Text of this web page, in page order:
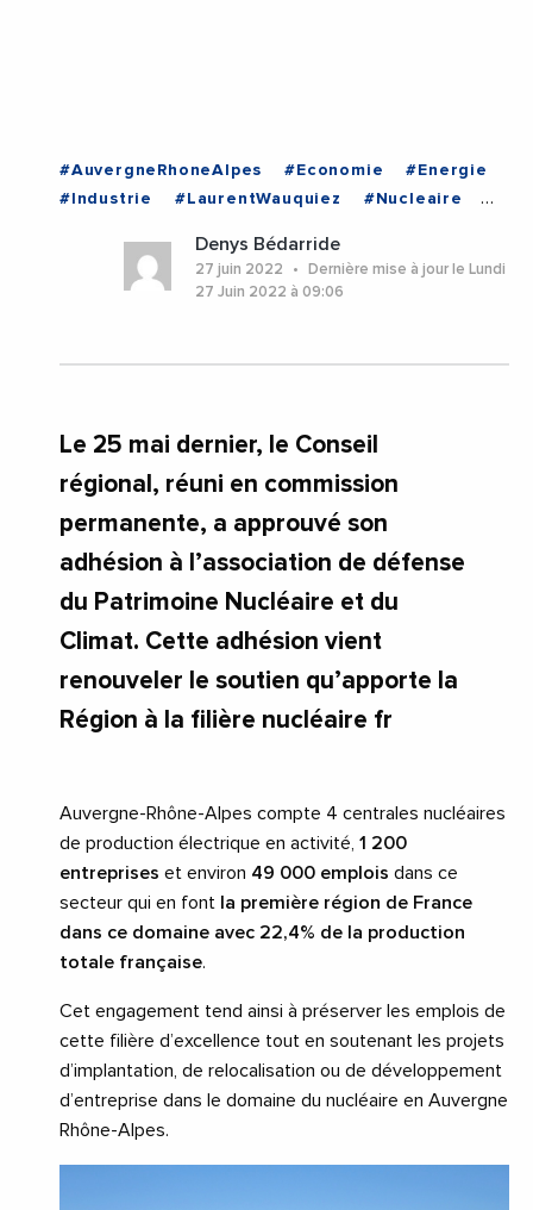
#AuvergneRhoneAlpes #Economie
#Energie
#Industrie
#LaurentWauquiez
#Nucleaire
#AuvergneRhoneAlpes
Denys Bédarride
27 juin 2022
Dernière mise à jour le Lundi
27 Juin 2022 à 09:06
Le 25 mai dernier, le Conseil
régional, réuni en commission
permanente, a approuvé son
adhésion à l’association de défense
du Patrimoine Nucléaire et du
Climat. Cette adhésion vient
renouveler le soutien qu’apporte la
Région à la filière nucléaire fr
Auvergne-Rhône-Alpes compte 4 centrales nucléaires
de production électrique en activité, 1 200
entreprises et environ 49 000 emplois dans ce
secteur qui en font la première région de France
dans ce domaine avec 22,4% de la production
totale française.
Cet engagement tend ainsi à préserver les emplois de
cette filière d’excellence tout en soutenant les projets
d’implantation, de relocalisation ou de développement
d’entreprise dans le domaine du nucléaire en Auvergne
Rhône-Alpes.